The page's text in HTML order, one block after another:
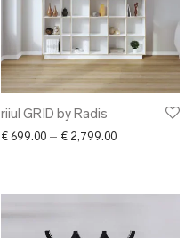
riiul GRID by Radis
€ 699.00 – € 2,799.00Price range: €